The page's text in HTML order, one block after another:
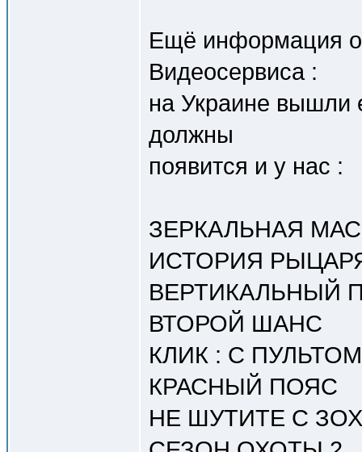
Ещё информация о
Видеосервиса :
на Украине вышли
должны
появится и у нас :
ЗЕРКАЛЬНАЯ
ИСТОРИЯ
ВЕРТИКАЛЬНЫЙ
ВТОРОЙ ШАНС
КЛИК : С
КРАСНЫЙ ПОЯС
НЕ ШУТИТЕ С